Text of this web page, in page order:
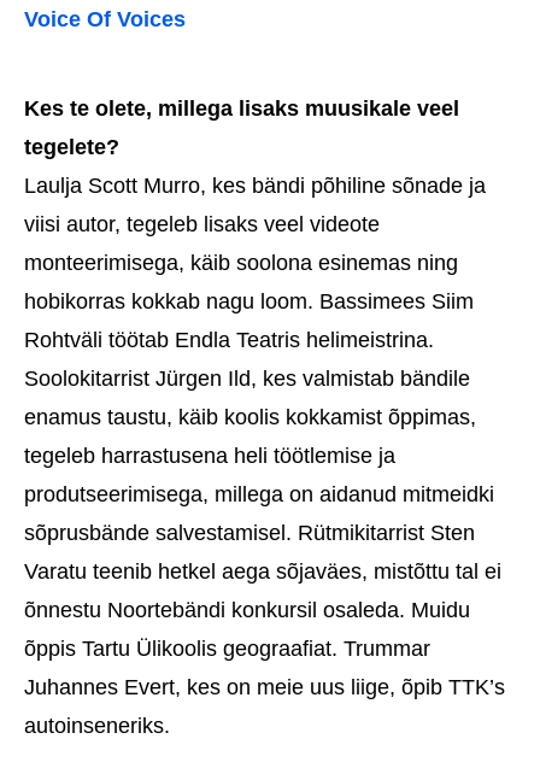
Voice Of Voices
Kes te olete, millega lisaks muusikale veel
tegelete?
Laulja Scott Murro, kes bändi põhiline sõnade ja
viisi autor, tegeleb lisaks veel videote
monteerimisega, käib soolona esinemas ning
hobikorras kokkab nagu loom. Bassimees Siim
Rohtväli töötab Endla Teatris helimeistrina.
Soolokitarrist Jürgen Ild, kes valmistab bändile
enamus taustu, käib koolis kokkamist õppimas,
tegeleb harrastusena heli töötlemise ja
produtseerimisega, millega on aidanud mitmeidki
sõprusbände salvestamisel. Rütmikitarrist Sten
Varatu teenib hetkel aega sõjaväes, mistõttu tal ei
õnnestu Noortebändi konkursil osaleda. Muidu
õppis Tartu Ülikoolis geograafiat. Trummar
Juhannes Evert, kes on meie uus liige, õpib TTK’s
autoinseneriks.